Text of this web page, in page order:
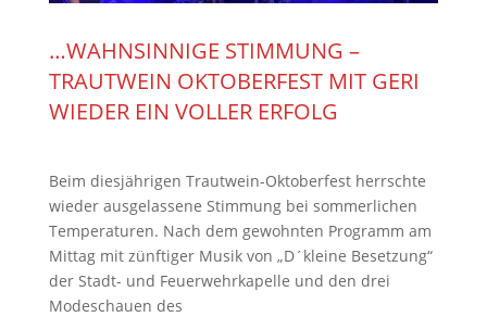
…WAHNSINNIGE STIMMUNG –
TRAUTWEIN OKTOBERFEST MIT GERI
WIEDER EIN VOLLER ERFOLG
Beim diesjährigen Trautwein-Oktoberfest herrschte
wieder ausgelassene Stimmung bei sommerlichen
Temperaturen. Nach dem gewohnten Programm am
Mittag mit zünftiger Musik von „D´kleine Besetzung“
der Stadt- und Feuerwehrkapelle und den drei
Modeschauen des